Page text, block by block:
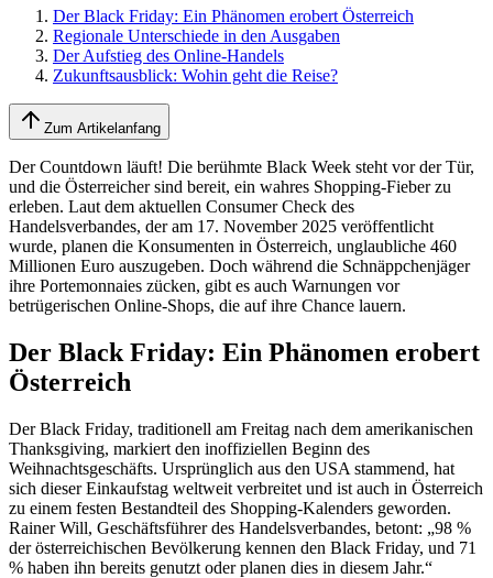
Der Black Friday: Ein Phänomen erobert Österreich
Regionale Unterschiede in den Ausgaben
Der Aufstieg des Online-Handels
Zukunftsausblick: Wohin geht die Reise?
Zum Artikelanfang
Der Countdown läuft! Die berühmte Black Week steht vor der Tür,
und die Österreicher sind bereit, ein wahres Shopping-Fieber zu
erleben. Laut dem aktuellen Consumer Check des
Handelsverbandes, der am 17. November 2025 veröffentlicht
wurde, planen die Konsumenten in Österreich, unglaubliche 460
Millionen Euro auszugeben. Doch während die Schnäppchenjäger
ihre Portemonnaies zücken, gibt es auch Warnungen vor
betrügerischen Online-Shops, die auf ihre Chance lauern.
Der Black Friday: Ein Phänomen erobert
Österreich
Der Black Friday, traditionell am Freitag nach dem amerikanischen
Thanksgiving, markiert den inoffiziellen Beginn des
Weihnachtsgeschäfts. Ursprünglich aus den USA stammend, hat
sich dieser Einkaufstag weltweit verbreitet und ist auch in Österreich
zu einem festen Bestandteil des Shopping-Kalenders geworden.
Rainer Will, Geschäftsführer des Handelsverbandes, betont: „98 %
der österreichischen Bevölkerung kennen den Black Friday, und 71
% haben ihn bereits genutzt oder planen dies in diesem Jahr.“